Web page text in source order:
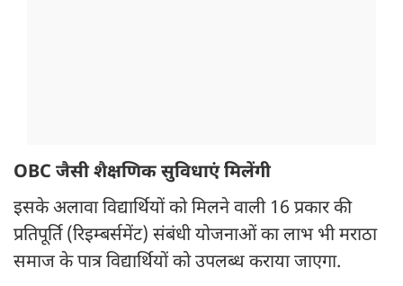
OBC जैसी शैक्षणिक सुविधाएं मिलेंगी
इसके अलावा विद्यार्थियों को मिलने वाली 16 प्रकार की
प्रतिपूर्ति (रिइम्बर्समेंट) संबंधी योजनाओं का लाभ भी मराठा
समाज के पात्र विद्यार्थियों को उपलब्ध कराया जाएगा.